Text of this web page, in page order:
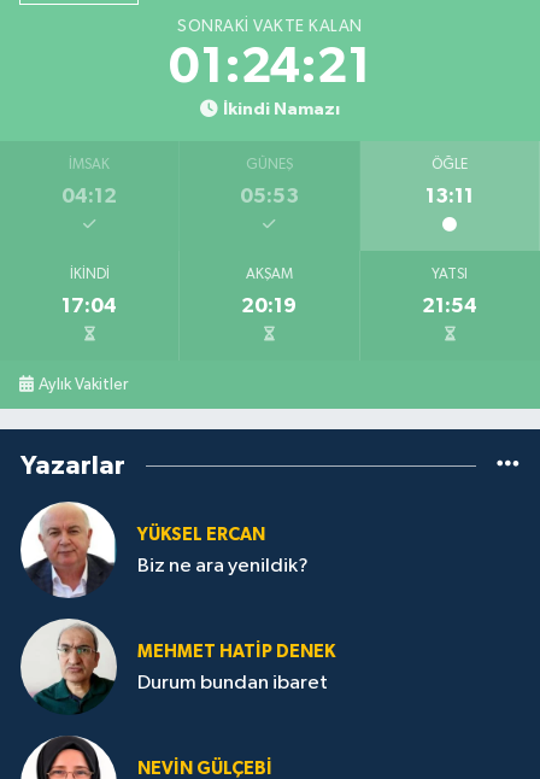
SONRAKI VAKTE KALAN
01:24:21
İkindi Namazı
İMSAK
04:12
GÜNEŞ
05:53
ÖĞLE
13:11
İKINDI
17:04
AKŞAM
20:19
YATSI
21:54
Aylık Vakitler
Yazarlar
YÜKSEL ERCAN
Biz ne ara yenildik?
MEHMET HATİP DENEK
Durum bundan ibaret
NEVİN GÜLÇEBİ